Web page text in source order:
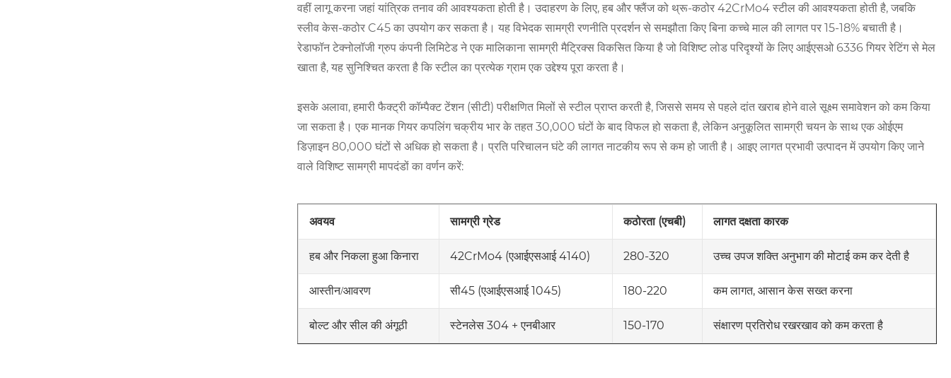
वहीं लागू करना जहां यांत्रिक तनाव की आवश्यकता होती है। उदाहरण के लिए, हब और फ्लैंज को थ्रू-कठोर 42CrMo4 स्टील की आवश्यकता होती है, जबकि
स्लीव केस-कठोर C45 का उपयोग कर सकता है। यह विभेदक सामग्री रणनीति प्रदर्शन से समझौता किए बिना कच्चे माल की लागत पर 15-18% बचाती है।
रेडाफॉन टेक्नोलॉजी ग्रुप कंपनी लिमिटेड ने एक मालिकाना सामग्री मैट्रिक्स विकसित किया है जो विशिष्ट लोड परिदृश्यों के लिए आईएसओ 6336 गियर रेटिंग से मेल
खाता है, यह सुनिश्चित करता है कि स्टील का प्रत्येक ग्राम एक उद्देश्य पूरा करता है।
इसके अलावा, हमारी फैक्ट्री कॉम्पैक्ट टेंशन (सीटी) परीक्षणित मिलों से स्टील प्राप्त करती है, जिससे समय से पहले दांत खराब होने वाले सूक्ष्म समावेशन को कम किया
जा सकता है। एक मानक गियर कपलिंग चक्रीय भार के तहत 30,000 घंटों के बाद विफल हो सकता है, लेकिन अनुकूलित सामग्री चयन के साथ एक ओईएम
डिज़ाइन 80,000 घंटों से अधिक हो सकता है। प्रति परिचालन घंटे की लागत नाटकीय रूप से कम हो जाती है। आइए लागत प्रभावी उत्पादन में उपयोग किए जाने
वाले विशिष्ट सामग्री मापदंडों का वर्णन करें:
अवयव सामग्री ग्रेड कठोरता (एचबी) लागत दक्षता कारक
हब और निकला हुआ किनारा 42CrMo4 (एआईएसआई 4140) 280-320 उच्च उपज शक्ति अनुभाग की मोटाई कम कर देती है
आस्तीन/आवरण सी45 (एआईएसआई 1045) 180-220 कम लागत, आसान केस सख्त करना
बोल्ट और सील की अंगूठी स्टेनलेस 304 + एनबीआर 150-170 संक्षारण प्रतिरोध रखरखाव को कम करता है